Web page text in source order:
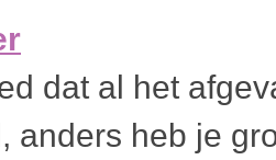
dat al het
anders heb je